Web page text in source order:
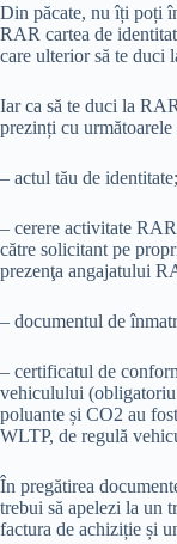
Din păcate, nu îți poți
RAR cartea de
care ulterior să te duci
Iar ca să te duci la
prezinți cu următoarele
– actul tău de identitate;
– cerere activitate
către solicitant pe
prezenţa angajatului
– documentul de
– certificatul de
vehiculului
poluante și CO2 au
WLTP, de regulă
În pregătirea
trebui să apelezi la un
factura de achiziție și